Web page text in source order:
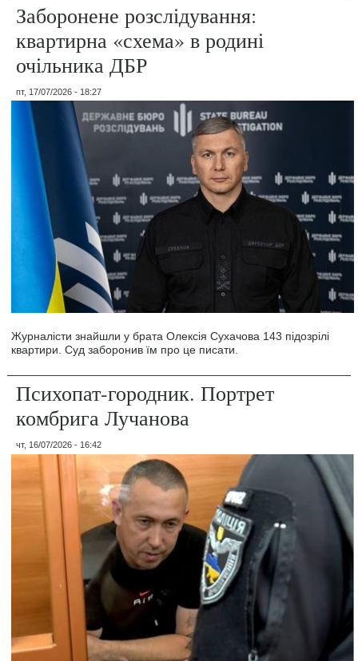
Заборонене розслідування:
квартирна «схема» в родині
очільника ДБР
пт, 17/07/2026 - 18:27
Журналісти знайшли у брата Олексія Сухачова 143 підозрілі
квартири. Суд заборонив їм про це писати.
Психопат-городник. Портрет
комбрига Лучанова
чт, 16/07/2026 - 16:42